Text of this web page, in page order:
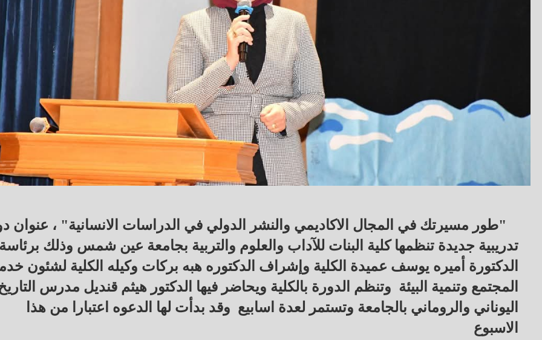
"طور مسيرتك في المجال الاكاديمي والنشر الدولي في الدراسات الانسانية" ، عنوان
تدريبية جديدة تنظمها كلية البنات للآداب والعلوم والتربية بجامعة عين شمس وذلك
الدكتورة أميره يوسف عميدة الكلية وإشراف الدكتوره هبه بركات وكيله الكلية لشئون
المجتمع وتنمية البيئة وتنظم الدورة بالكلية ويحاضر فيها الدكتور هيثم قنديل مدرس
اليوناني والروماني بالجامعة وتستمر لعدة اسابيع وقد بدأت لها الدعوه اعتبارا من هذا
الاسبوع